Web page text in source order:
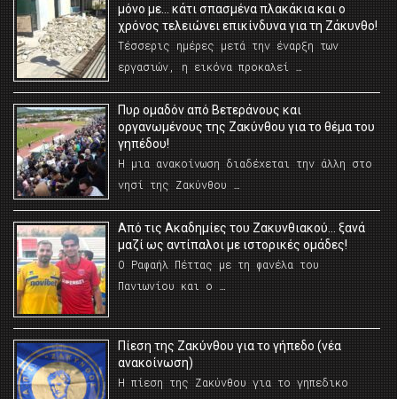
μόνο με… κάτι σπασμένα πλακάκια και ο
χρόνος τελειώνει επικίνδυνα για τη Ζάκυνθο!
Τέσσερις ημέρες μετά την έναρξη των
εργασιών, η εικόνα προκαλεί …
Πυρ ομαδόν από Βετεράνους και
οργανωμένους της Ζακύνθου για το θέμα του
γηπέδου!
Η μια ανακοίνωση διαδέχεται την άλλη στο
νησί της Ζακύνθου …
Από τις Ακαδημίες του Ζακυνθιακού… ξανά
μαζί ως αντίπαλοι με ιστορικές ομάδες!
Ο Ραφαήλ Πέττας με τη φανέλα του
Πανιωνίου και ο …
Πίεση της Ζακύνθου για το γήπεδο (νέα
ανακοίνωση)
Η πίεση της Ζακύνθου για το γηπεδικο